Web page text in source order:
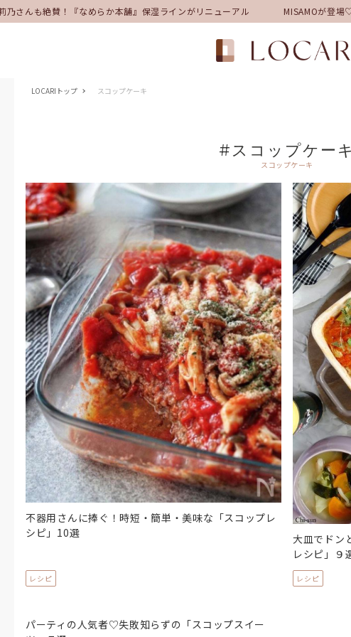
乃さんも絶賛！『なめらか本舗』保湿ラインがリニューアル MISAMOが登場
LOCARIトップ スコップケーキ
#スコップケーキ
スコップケーキ
不器用さんに捧ぐ！時短・簡単・美味な「スコップレ
シピ」10選
レシピ
大皿でドン
レシピ」９
レシピ
パーティの人気者♡失敗知らずの「スコップスイー